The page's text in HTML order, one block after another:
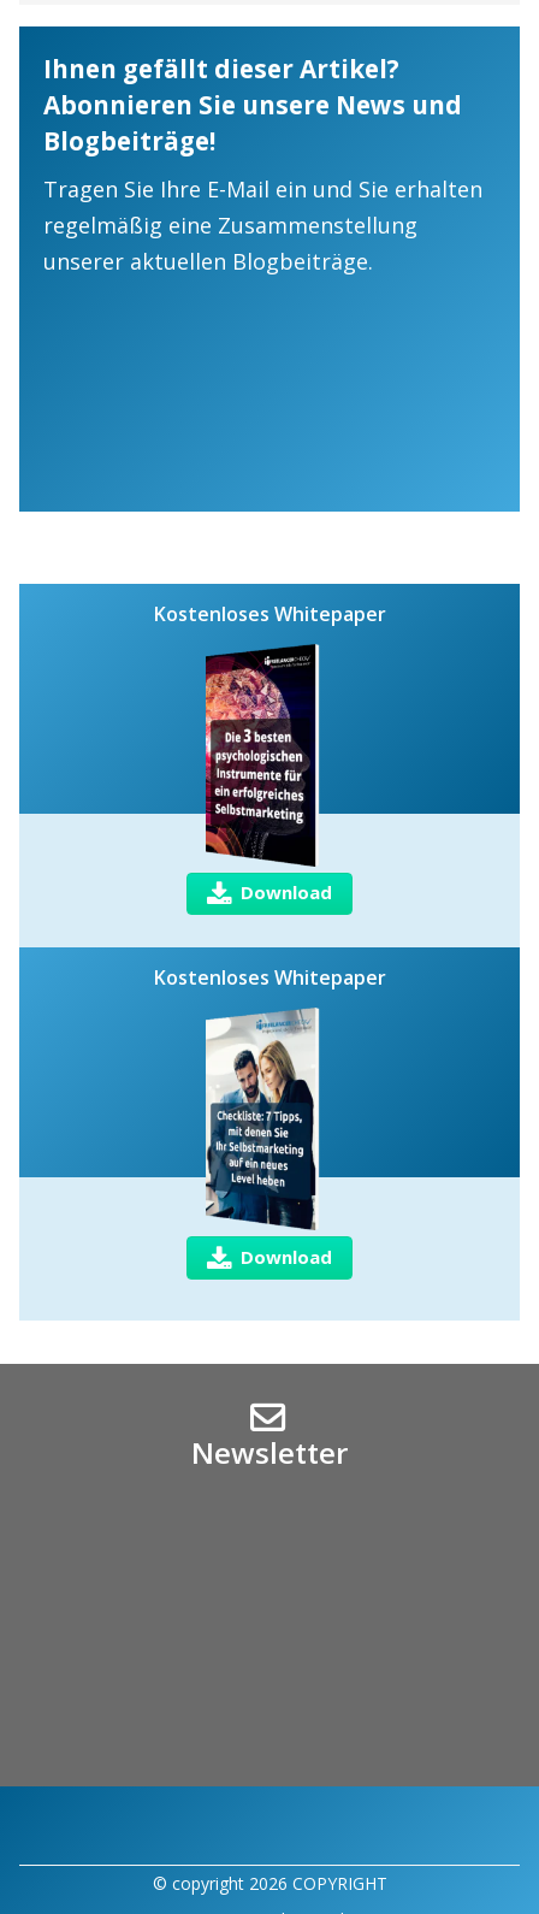
Ihnen gefällt dieser Artikel?
Abonnieren Sie unsere News und
Blogbeiträge!
Tragen Sie Ihre E-Mail ein und Sie erhalten
regelmäßig eine Zusammenstellung
unserer aktuellen Blogbeiträge.
Kostenloses Whitepaper
Download
Kostenloses Whitepaper
Download
Newsletter
© copyright 2026 COPYRIGHT